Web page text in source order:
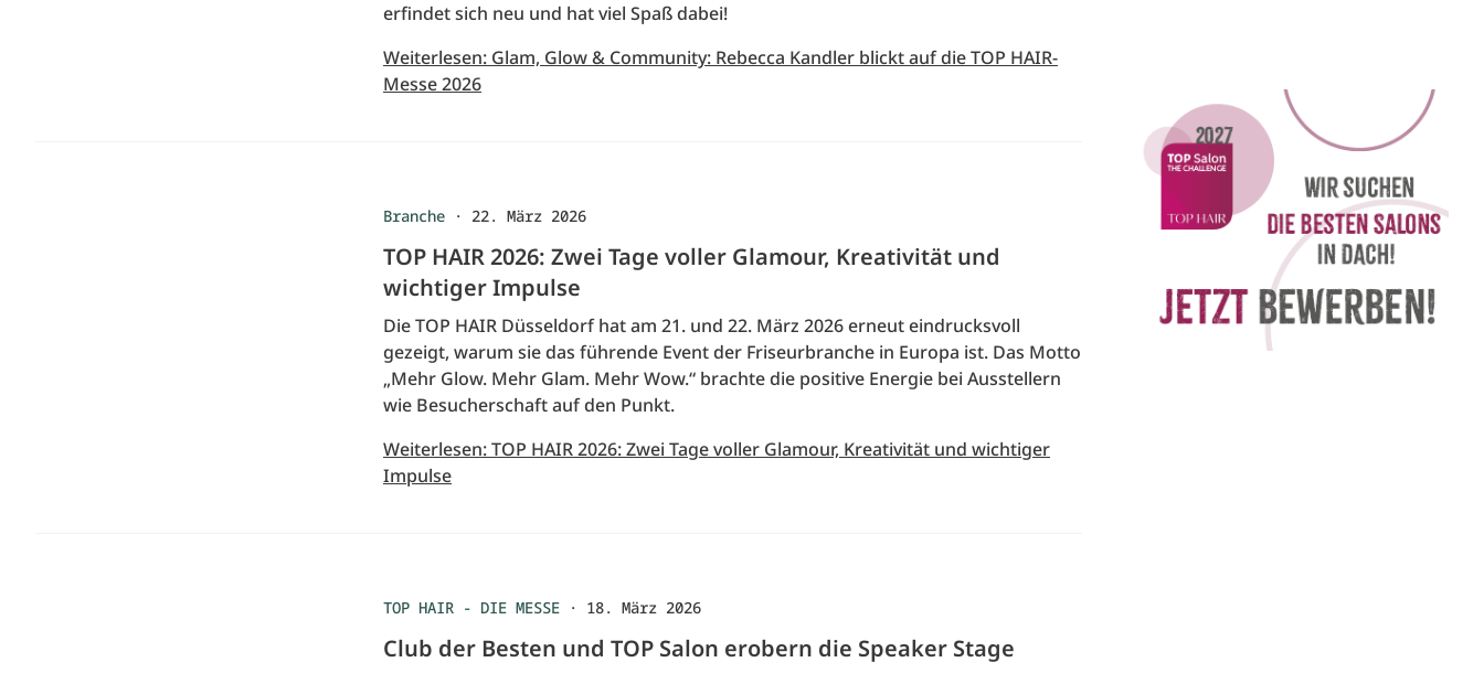
erfindet sich neu und hat viel Spaß dabei!
Weiterlesen: Glam, Glow & Community: Rebecca Kandler blickt auf die TOP HAIR-
Messe 2026
Branche · 22. März 2026
TOP HAIR 2026: Zwei Tage voller Glamour, Kreativität und
wichtiger Impulse
Die TOP HAIR Düsseldorf hat am 21. und 22. März 2026 erneut eindrucksvoll
gezeigt, warum sie das führende Event der Friseurbranche in Europa ist. Das Motto
„Mehr Glow. Mehr Glam. Mehr Wow.“ brachte die positive Energie bei Ausstellern
wie Besucherschaft auf den Punkt.
Weiterlesen: TOP HAIR 2026: Zwei Tage voller Glamour, Kreativität und wichtiger
Impulse
TOP HAIR - DIE MESSE · 18. März 2026
Club der Besten und TOP Salon erobern die Speaker Stage